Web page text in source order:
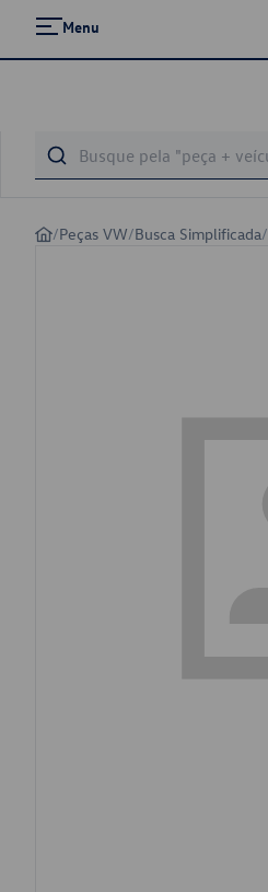
Menu
/Peças VW/Busca Simplificada/